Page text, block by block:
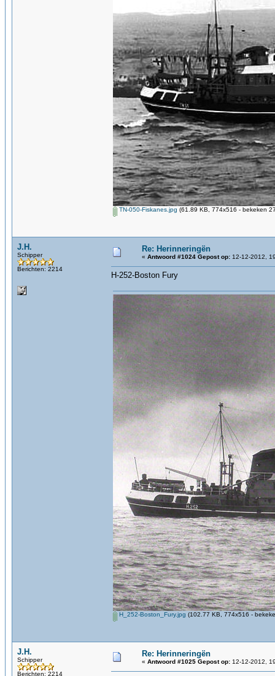
TN-050-Fiskanes.jpg (61.89 KB, 774x516 - bekeken
J.H.
Schipper
Berichten: 2214
Re: Herinneringën
« Antwoord #1024 Gepost op: 12-12-2012,
H-252-Boston Fury
H_252-Boston_Fury.jpg (102.77 KB, 774x516 -
J.H.
Schipper
Berichten: 2214
Re: Herinneringën
« Antwoord #1025 Gepost op: 12-12-2012,